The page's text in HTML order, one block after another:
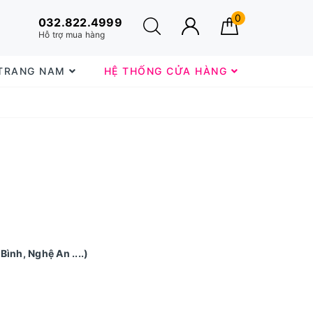
032.822.4999
Hỗ trợ mua hàng
0
NAM HỆ THỐNG CỬA HÀNG
Nghệ An ....)